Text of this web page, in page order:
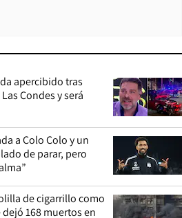
apercibido tras
Condes y será
a Colo Colo y un
de parar, pero
de cigarrillo como
168 muertos en